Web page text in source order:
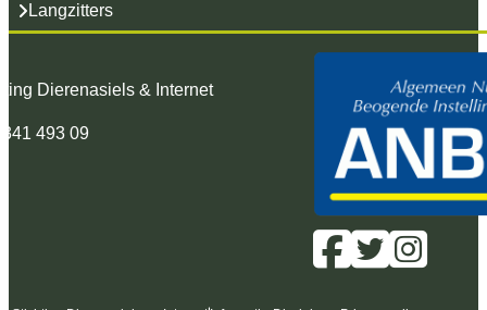
Langzitters
Dierenasiels & Internet
493 09